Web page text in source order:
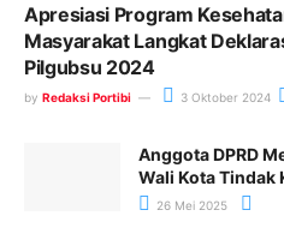
Apresiasi Program
Masyarakat Langkat
Pilgubsu 2024
by Redaksi Portibi 3 Oktober 2024
Anggota DPRD
Wali Kota Tindak
26 Mei 2025